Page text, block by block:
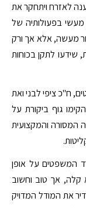
לאזרח ויתחקר את
בפעולותיה של
מעשה, אלא אך ורק
שידעו לתקן בכוחות
ח"כ ציפי לבני ואת
גוף ביקורת על
המסורה והמקצועית
המשפטים על אופן
קלה, אך טוב וחשוב
את המודל המדויק